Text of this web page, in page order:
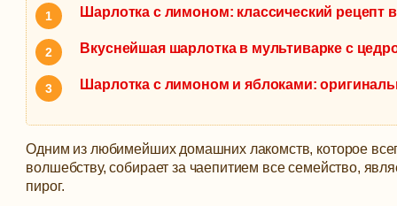
Шарлотка с лимоном: классический рецепт
Вкуснейшая шарлотка в мультиварке с
Шарлотка с лимоном и яблоками:
Одним из любимейших домашних лакомств, которое
волшебству, собирает за чаепитием все семейство,
пирог.